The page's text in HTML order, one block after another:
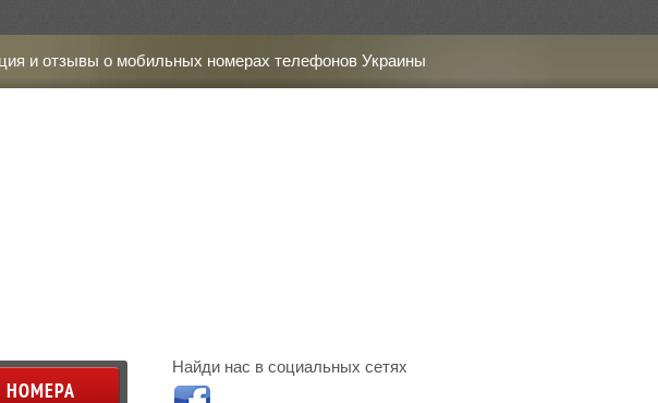
и отзывы о мобильных номерах телефонов Украины
Найди нас в социальных сетях